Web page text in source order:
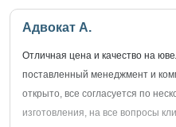
Адвокат А.
Отличная цена и качество на
поставленный менеджмент и
открыто, все согласуется по
изготовления, на все вопросы